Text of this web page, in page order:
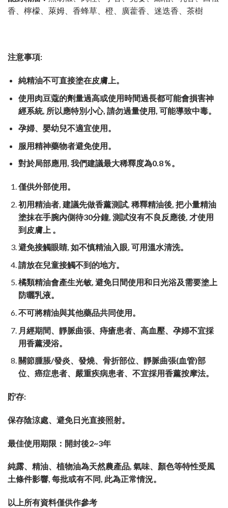
香、檸檬、萊姆、香蜂草、橙、廣藿香、迷迭香、茶樹
注意事項:
純精油不可直接塗在皮膚上。
使用肉豆蔻的劑量過高或使用時間過長都可能會損害神
經系統, 所以應特別小心, 請勿過量使用, 可能導致中毒。
孕婦、嬰幼兒不適宜使用。
服用精神藥物者避免使用。
對於局部應用, 我們建議最大稀釋度為0.8％。
僅供外部使用。
初用精油者, 建議先做香薰測試, 稀釋精油後, 把小量精油
塗抹在手腕內側待30分鐘, 測試沒有不良反應後, 才使用
到皮膚上 。
避免接觸眼睛, 如不慎精油入眼, 可用溫水清洗。
請放在兒童接觸不到的地方。
橘類精油會產生光敏, 避免日間使用和日光浴及需要塗上
防曬乳液。
不可將精油與其他藥品共同使用。
月經期間、 靜脈曲張、痔瘡患者、高血壓、孕婦不宜採
用香薰浸浴。
關節腫脹/發炎、發燒、骨折部位、靜脈曲張(血管)部
位、癌症患者、嚴重疾病患者、不宜採用香薰按摩法。
貯存:
保存陰涼處、避免日光直接照射。
最佳使用期限：開封後2~3年
純露、精油、植物油為天然農產品, 氣味、顏色等特性受風
土條件影響, 每批或有不同, 此為正常情況。
以上所有資料僅供作參考